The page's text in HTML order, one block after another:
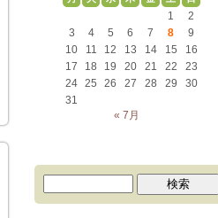
1
2
3
4 5 6 7 8
9
10
11 12 13 14 15
16
17
18 19 20 21 22
23
24 25 26 27 28 29
30
31
« 7月